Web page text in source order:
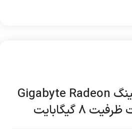
کارت گرافیک گیمینگ Gigabyte Radeon